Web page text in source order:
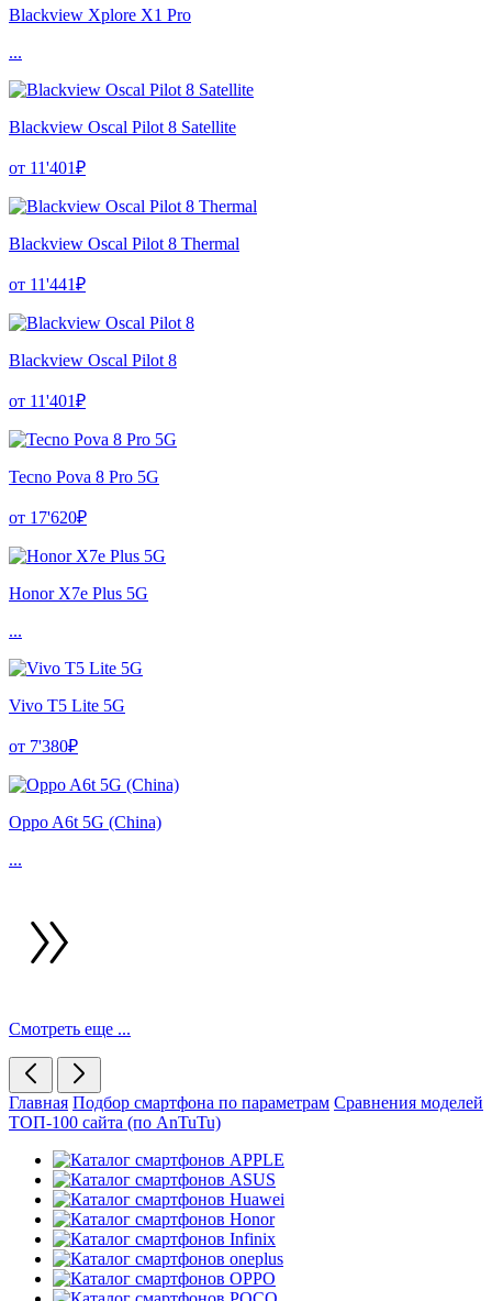
Blackview Xplore X1 Pro
...
Blackview Oscal Pilot 8 Satellite
от 11'401₽
Blackview Oscal Pilot 8 Thermal
от 11'441₽
Blackview Oscal Pilot 8
от 11'401₽
Tecno Pova 8 Pro 5G
от 17'620₽
Honor X7e Plus 5G
...
Vivo T5 Lite 5G
от 7'380₽
Oppo A6t 5G (China)
...
Смотреть еще ...
Главная Подбор смартфона по параметрам Сравнения моделей
ТОП-100 сайта (по AnTuTu)